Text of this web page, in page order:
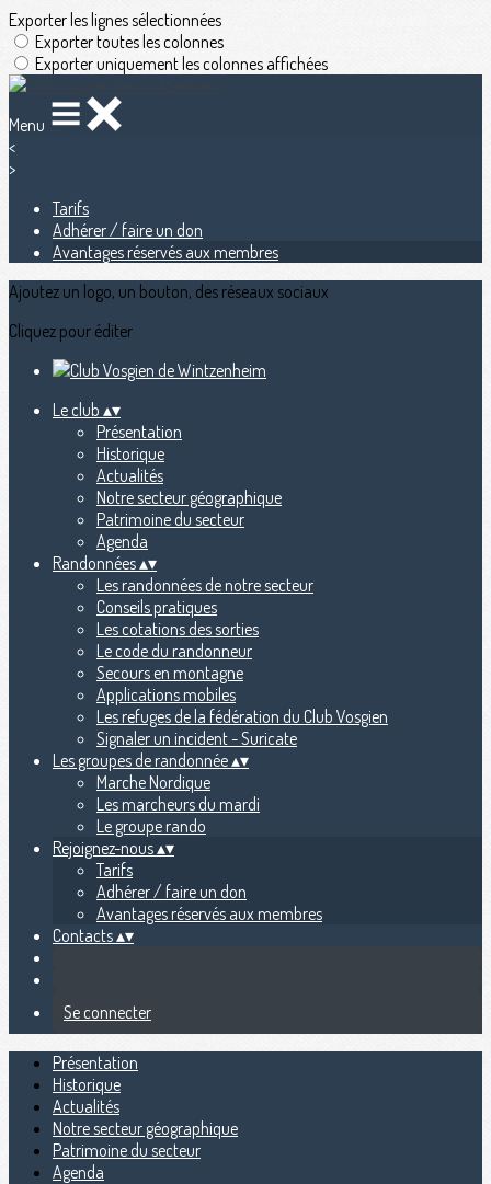
Exporter les lignes sélectionnées
Exporter toutes les colonnes
Exporter uniquement les colonnes affichées
Menu
<
>
Tarifs
Adhérer / faire un don
Avantages réservés aux membres
Ajoutez un logo, un bouton, des réseaux sociaux
Cliquez pour éditer
Le club ▴▾
Présentation
Historique
Actualités
Notre secteur géographique
Patrimoine du secteur
Agenda
Randonnées▴▾
Les randonnées de notre secteur
Conseils pratiques
Les cotations des sorties
Le code du randonneur
Secours en montagne
Applications mobiles
Les refuges de la fédération du Club Vosgien
Signaler un incident - Suricate
Les groupes de randonnée▴▾
Marche Nordique
Les marcheurs du mardi
Le groupe rando
Rejoignez-nous▴▾
Tarifs
Adhérer / faire un don
Avantages réservés aux membres
Contacts▴▾
Se connecter
Présentation
Historique
Actualités
Notre secteur géographique
Patrimoine du secteur
Agenda